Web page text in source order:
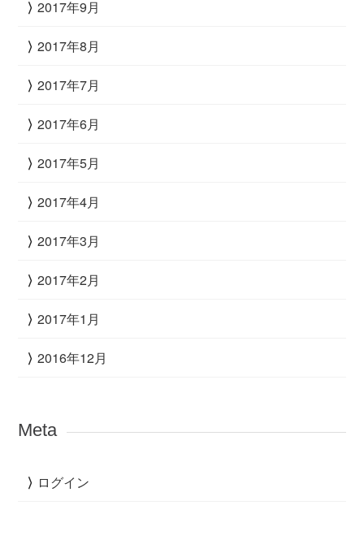
2017年9月
2017年8月
2017年7月
2017年6月
2017年5月
2017年4月
2017年3月
2017年2月
2017年1月
2016年12月
Meta
ログイン